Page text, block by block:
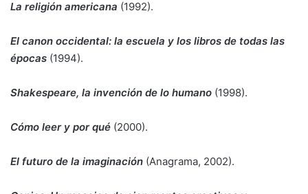
La religión americana (1992).
El canon occidental: la escuela y los libros de todas las
épocas (1994).
Shakespeare, la invención de lo humano (1998).
Cómo leer y por qué (2000).
El futuro de la imaginación (Anagrama, 2002).